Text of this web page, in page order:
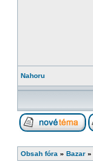
Nahoru
Obsah fóra » Bazar »